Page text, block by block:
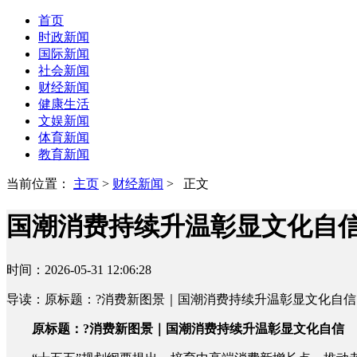
首页
时政新闻
国际新闻
社会新闻
财经新闻
健康生活
文娱新闻
体育新闻
教育新闻
当前位置： 主页 > 财经新闻 > 正文
国潮消费持续升温彰显文化自
时间：2026-05-31 12:06:28
导读：原标题：?消费新图景｜国潮消费持续升温彰显文化自信
原标题：?消费新图景｜国潮消费持续升温彰显文化自信